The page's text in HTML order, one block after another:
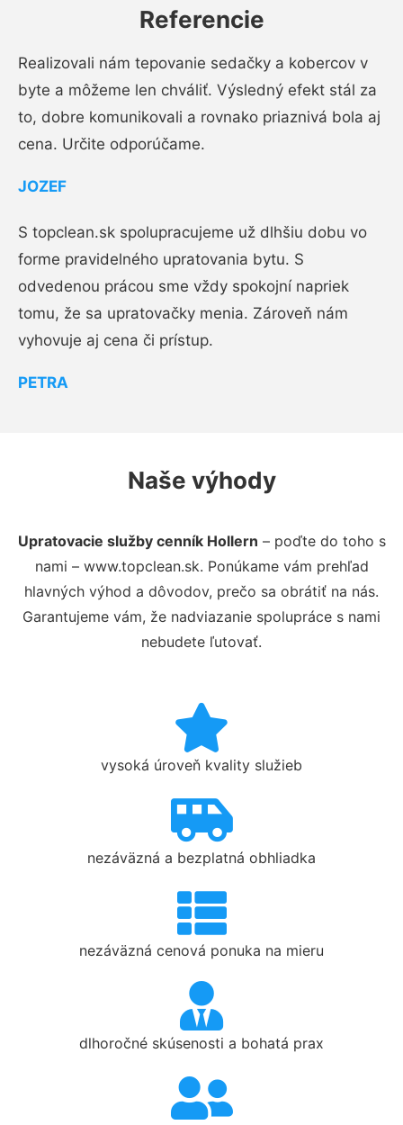
Referencie
Realizovali nám tepovanie sedačky a kobercov v
byte a môžeme len chváliť. Výsledný efekt stál za
to, dobre komunikovali a rovnako priaznivá bola aj
cena. Určite odporúčame.
JOZEF
S topclean.sk spolupracujeme už dlhšiu dobu vo
forme pravidelného upratovania bytu. S
odvedenou prácou sme vždy spokojní napriek
tomu, že sa upratovačky menia. Zároveň nám
vyhovuje aj cena či prístup.
PETRA
Naše výhody
Upratovacie služby cenník Hollern – poďte do toho s
nami – www.topclean.sk. Ponúkame vám prehľad
hlavných výhod a dôvodov, prečo sa obrátiť na nás.
Garantujeme vám, že nadviazanie spolupráce s nami
nebudete ľutovať.
vysoká úroveň kvality služieb
nezáväzná a bezplatná obhliadka
nezáväzná cenová ponuka na mieru
dlhoročné skúsenosti a bohatá prax